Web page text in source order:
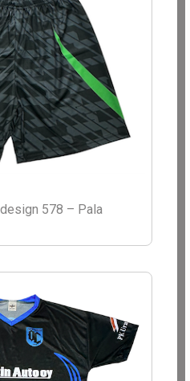
578 – Pala